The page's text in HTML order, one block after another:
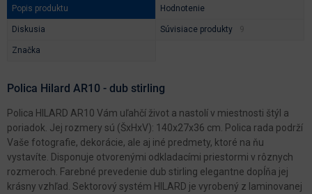
Popis produktu Hodnotenie
Diskusia Súvisiace produkty
Značka
Polica Hilard AR10 - dub stirling
Polica HILARD AR10 Vám uľahčí život a nastolí v miestnosti štýl a
poriadok. Jej rozmery sú (ŠxHxV): 140x27x36 cm. Polica rada podrží
Vaše fotografie, dekorácie, ale aj iné predmety, ktoré na ňu
vystavíte. Disponuje otvorenými odkladacími priestormi v rôznych
rozmeroch. Farebné prevedenie dub stirling elegantne dopĺňa jej
krásny vzhľad. Sektorový systém HILARD je vyrobený z laminovanej